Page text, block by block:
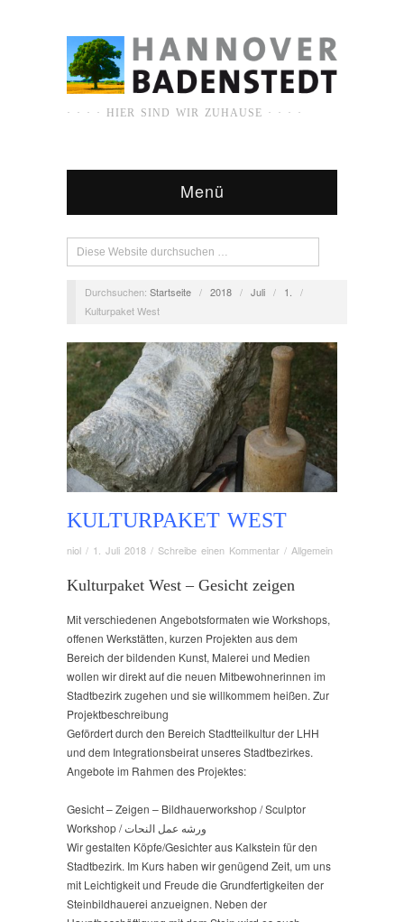
· · · · HIER SIND WIR ZUHAUSE · · · ·
Menü
Durchsuchen: Startseite / 2018 / Juli / 1.
/
Kulturpaket West
KULTURPAKET WEST
niol / 1. Juli 2018 / Schreibe einen Kommentar / Allgemein
Kulturpaket West – Gesicht zeigen
Mit verschiedenen Angebotsformaten wie Workshops,
offenen Werkstätten, kurzen Projekten aus dem
Bereich der bildenden Kunst, Malerei und Medien
wollen wir direkt auf die neuen Mitbewohnerinnen im
Stadtbezirk zugehen und sie willkommem heißen. Zur
Projektbeschreibung
Gefördert durch den Bereich Stadtteilkultur der LHH
und dem Integrationsbeirat unseres Stadtbezirkes.
Angebote im Rahmen des Projektes:
Gesicht – Zeigen – Bildhauerworkshop / Sculptor
Workshop / ورشه عمل النحات
Wir gestalten Köpfe/Gesichter aus Kalkstein für den
Stadtbezirk. Im Kurs haben wir genügend Zeit, um uns
mit Leichtigkeit und Freude die Grundfertigkeiten der
Steinbildhauerei anzueignen. Neben der